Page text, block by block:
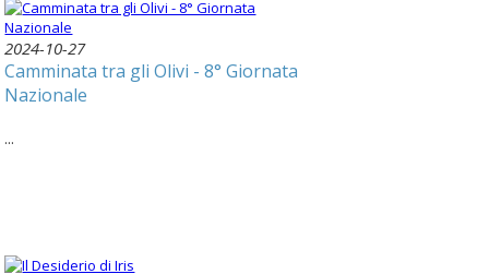
2024-10-27
Camminata tra gli Olivi - 8° Giornata
Nazionale
...